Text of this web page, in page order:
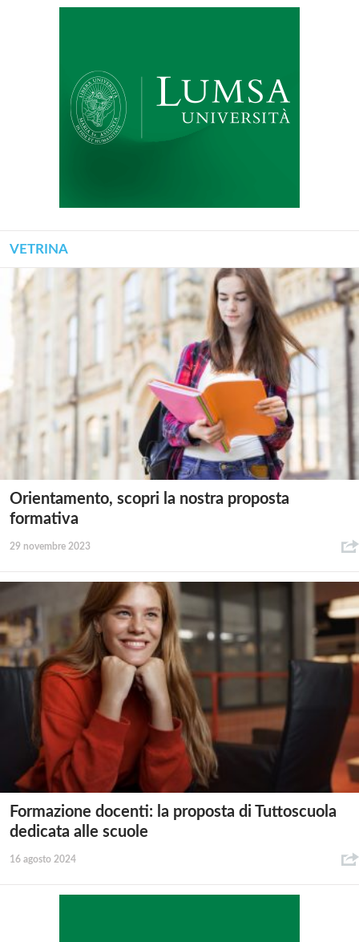
VETRINA
Orientamento, scopri la nostra proposta
formativa
29 novembre 2023
Formazione docenti: la proposta di Tuttoscuola
dedicata alle scuole
16 agosto 2024